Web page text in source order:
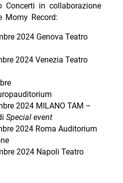
in collaborazione
Momy Record:
2024 Genova Teatro
2024 Venezia Teatro
2024 MILANO TAM –
Special event
2024 Roma Auditorium
2024 Napoli Teatro